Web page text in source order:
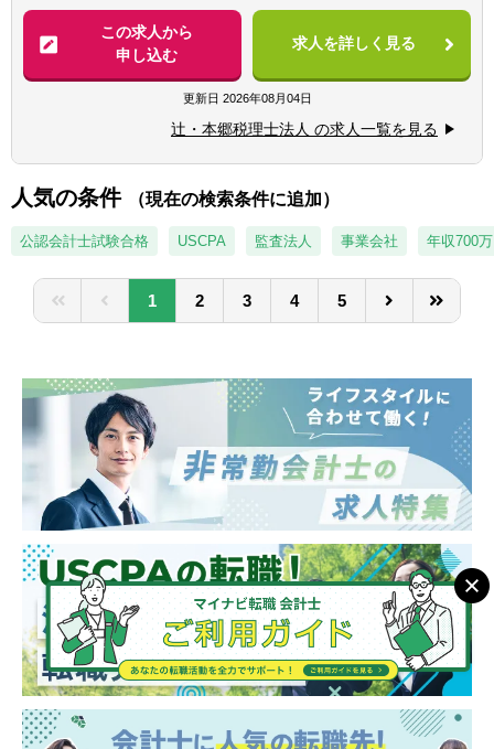
※税務業務未経験会計士の方も歓迎いたしま
す！！
【求める人物像】
■税務・会計にとどまらず、総合的な観点か
ら経営コンサルティングに携りたい方
【法人全体の特色】
■業界トップレベルの規模でお客様に対して
サービス提供しています。
■チーム連携：税理士、公認会計士、中小企
業診断士など、税務・会計に関わる様々な分
野のエキスパートが集結し、案件によって
は、互いにチームを組んで業務を進めること
があります。
■広範囲な取扱業務
一般企業をはじめ、医療法人、公益法人、社
と幅広いお客様に対して、税務・会計サービ
スを提供しています。
この求人から
申し込む
求人を詳しく見る
更新日 2026年08月04日
辻・本郷税理士法人 の求人一覧を見る
人気の条件 （現在の検索条件に追加）
公認会計士試験合格 USCPA 監査法人 事業会社 年収700
1 2 3 4 5